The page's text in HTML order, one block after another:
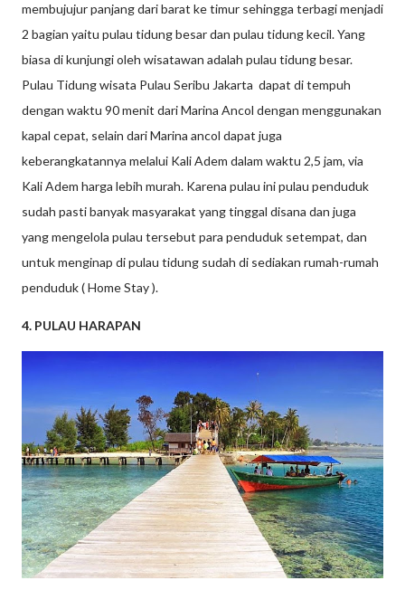
membujujur panjang dari barat ke timur sehingga terbagi menjadi
2 bagian yaitu pulau tidung besar dan pulau tidung kecil. Yang
biasa di kunjungi oleh wisatawan adalah pulau tidung besar.
Pulau Tidung wisata Pulau Seribu Jakarta dapat di tempuh
dengan waktu 90 menit dari Marina Ancol dengan menggunakan
kapal cepat, selain dari Marina ancol dapat juga
keberangkatannya melalui Kali Adem dalam waktu 2,5 jam, via
Kali Adem harga lebih murah. Karena pulau ini pulau penduduk
sudah pasti banyak masyarakat yang tinggal disana dan juga
yang mengelola pulau tersebut para penduduk setempat, dan
untuk menginap di pulau tidung sudah di sediakan rumah-rumah
penduduk ( Home Stay ).
4. PULAU HARAPAN